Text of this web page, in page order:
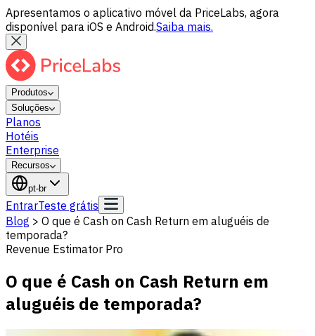
Apresentamos o aplicativo móvel da PriceLabs, agora
disponível para iOS e Android.Saiba mais.
Produtos
Soluções
Planos
Hotéis
Enterprise
Recursos
pt-br
EntrarTeste grátis
Blog > O que é Cash on Cash Return em aluguéis de
temporada?
Revenue Estimator Pro
O que é Cash on Cash Return em
aluguéis de temporada?